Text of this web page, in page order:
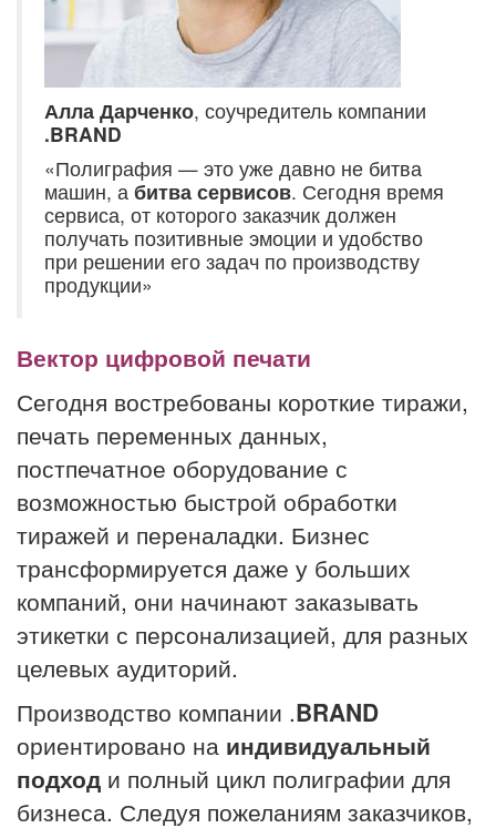
Алла Дарченко, соучредитель компании
.BRAND
«Полиграфия — это уже давно не битва
машин, а битва сервисов. Сегодня время
сервиса, от которого заказчик должен
получать позитивные эмоции и удобство
при решении его задач по производству
продукции»
Вектор цифровой печати
Сегодня востребованы короткие тиражи,
печать переменных данных,
постпечатное оборудование с
возможностью быстрой обработки
тиражей и переналадки. Бизнес
трансформируется даже у больших
компаний, они начинают заказывать
этикетки с персонализацией, для разных
целевых аудиторий.
Производство компании .BRAND
ориентировано на индивидуальный
подход и полный цикл полиграфии для
бизнеса. Следуя пожеланиям заказчиков,